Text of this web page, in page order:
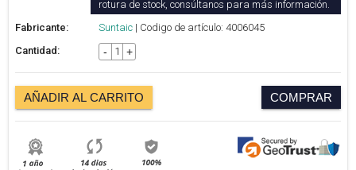
rotura de stock, consúltanos para más información.
Fabricante:
Suntaic | Codigo de artículo: 4006045
Cantidad:
- +
AÑADIR AL CARRITO COMPRAR